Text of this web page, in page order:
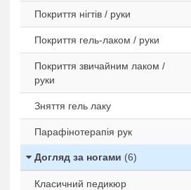
Покриття нігтів / руки
Покриття гель-лаком / руки
Покриття звичайним лаком /
руки
Зняття гель лаку
Парафінотерапія рук
Догляд за ногами (6)
Класичний педикюр